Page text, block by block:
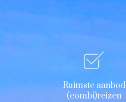
Ruimste aanbod
(combi)reizen